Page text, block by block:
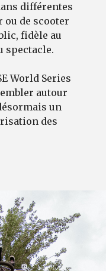
différentes
ou de scooter
fidèle au
spectacle.
World Series
autour
un
des